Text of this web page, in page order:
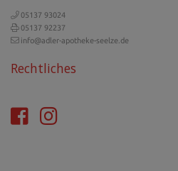
05137 93024
05137 92237
info@adler-apotheke-seelze.de
Rechtliches